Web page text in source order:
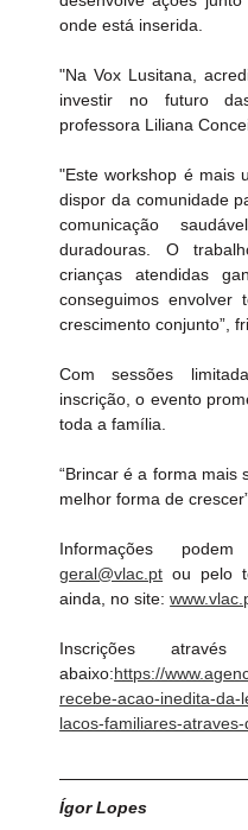
onde está inserida.
"Na Vox Lusitana,
investir no futuro
professora Liliana
"Este workshop é mais
dispor da comunidade
comunicação
duradouras. O
crianças atendidas
conseguimos
crescimento conjunto”,
Com sessões
inscrição, o evento
toda a família.
“Brincar é a forma mais
melhor forma de
geral@vlac.pt ou pelo
ainda, no site:
Inscrições
abaixo:https://
recebe-acao-inedita-
lacos-familiares-
Ígor Lopes